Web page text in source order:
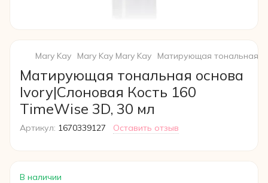
Mary Kay Mary Kay Mary Kay Матирующая тональная
Матирующая тональная основа
Ivory|Слоновая Кость 160
TimeWise 3D, 30 мл
Артикул: 1670339127 Оставить отзыв
В наличии